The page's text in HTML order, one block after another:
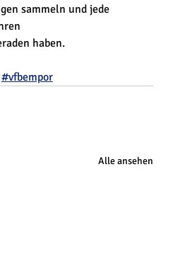
sammeln und jede
haben.
#vfbempor
Alle ansehen